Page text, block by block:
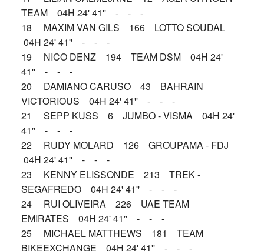
TEAM 04H 24' 41'' - - -
18 MAXIM VAN GILS 166 LOTTO SOUDAL
04H 24' 41'' - - -
19 NICO DENZ 194 TEAM DSM 04H 24'
41'' - - -
20 DAMIANO CARUSO 43 BAHRAIN
VICTORIOUS 04H 24' 41'' - - -
21 SEPP KUSS 6 JUMBO - VISMA 04H 24'
41'' - - -
22 RUDY MOLARD 126 GROUPAMA - FDJ
04H 24' 41'' - - -
23 KENNY ELISSONDE 213 TREK -
SEGAFREDO 04H 24' 41'' - - -
24 RUI OLIVEIRA 226 UAE TEAM
EMIRATES 04H 24' 41'' - - -
25 MICHAEL MATTHEWS 181 TEAM
BIKEEXCHANGE 04H 24' 41'' - - -